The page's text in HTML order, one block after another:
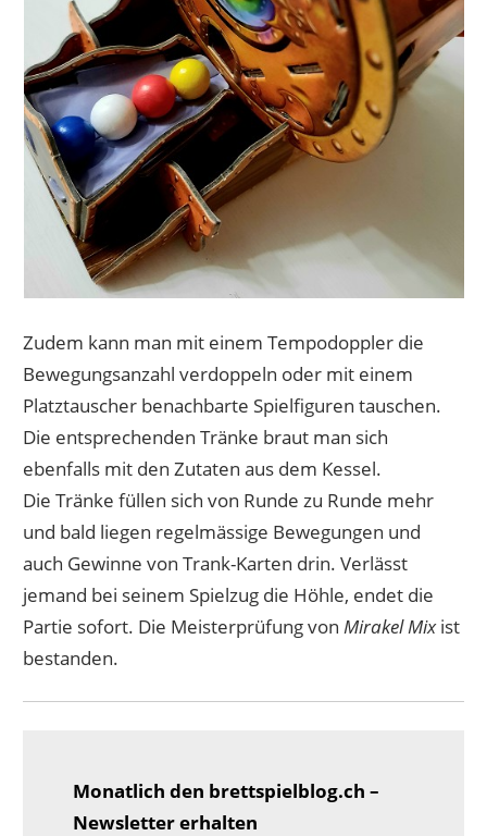
Zudem kann man mit einem Tempodoppler die
Bewegungsanzahl verdoppeln oder mit einem
Platztauscher benachbarte Spielfiguren tauschen.
Die entsprechenden Tränke braut man sich
ebenfalls mit den Zutaten aus dem Kessel.
Die Tränke füllen sich von Runde zu Runde mehr
und bald liegen regelmässige Bewegungen und
auch Gewinne von Trank-Karten drin. Verlässt
jemand bei seinem Spielzug die Höhle, endet die
Partie sofort. Die Meisterprüfung vonMirakel Mixist
bestanden.
Monatlich den brettspielblog.ch –
Newsletter erhalten